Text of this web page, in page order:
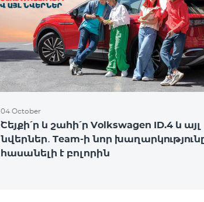
04 October
Շեյքի՛ր և շահի՛ր Volkswagen ID.4 և այլ
նվերներ․ Team-ի նոր
հասանելի է բոլորին